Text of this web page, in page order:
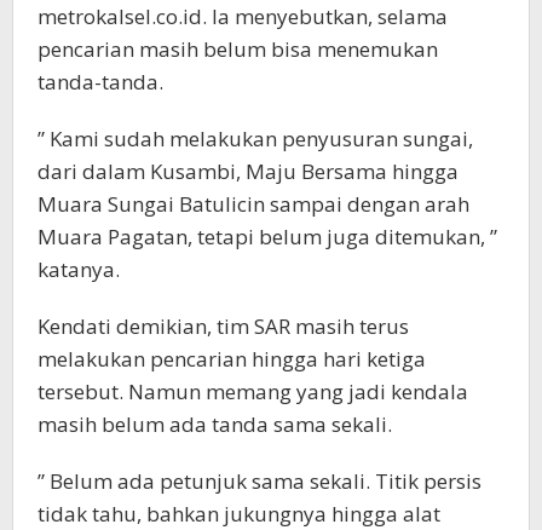
metrokalsel.co.id. Ia menyebutkan, selama
pencarian masih belum bisa menemukan
tanda-tanda.
” Kami sudah melakukan penyusuran sungai,
dari dalam Kusambi, Maju Bersama hingga
Muara Sungai Batulicin sampai dengan arah
Muara Pagatan, tetapi belum juga ditemukan, ”
katanya.
Kendati demikian, tim SAR masih terus
melakukan pencarian hingga hari ketiga
tersebut. Namun memang yang jadi kendala
masih belum ada tanda sama sekali.
” Belum ada petunjuk sama sekali. Titik persis
tidak tahu, bahkan jukungnya hingga alat